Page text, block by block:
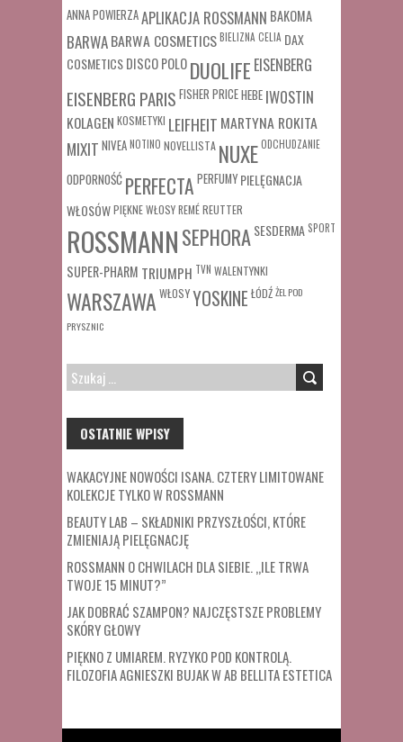
ANNA POWIERZAAPLIKACJA ROSSMANN BAKOMA
BARWABARWA COSMETICSBIELIZNA CELIA DAX
COSMETICSDISCO POLODUOLIFE EISENBERG
EISENBERG PARIS FISHER PRICEHEBE IWOSTIN
KOLAGEN KOSMETYKI LEIFHEIT MARTYNA ROKITA
MIXIT NIVEANOTINO NOVELLISTA NUXEODCHUDZANIE
ODPORNOŚĆ PERFECTA PERFUMY PIELĘGNACJA
WŁOSÓWPIĘKNE WŁOSYREMÉREUTTER
ROSSMANNSEPHORASESDERMA SPORT
SUPER-PHARM TRIUMPH TVN WALENTYNKI
WARSZAWA WŁOSYYOSKINE ŁÓDŹŻEL POD
PRYSZNIC
SZUKAJ:
OSTATNIE WPISY
WAKACYJNE NOWOŚCI ISANA. CZTERY LIMITOWANE
KOLEKCJE TYLKO W ROSSMANN
BEAUTY LAB – SKŁADNIKI PRZYSZŁOŚCI, KTÓRE
ZMIENIAJĄ PIELĘGNACJĘ
ROSSMANN O CHWILACH DLA SIEBIE. „ILE TRWA
TWOJE 15 MINUT?”
JAK DOBRAĆ SZAMPON? NAJCZĘSTSZE PROBLEMY
SKÓRY GŁOWY
PIĘKNO Z UMIAREM. RYZYKO POD KONTROLĄ.
FILOZOFIA AGNIESZKI BUJAK W AB BELLITA ESTETICA